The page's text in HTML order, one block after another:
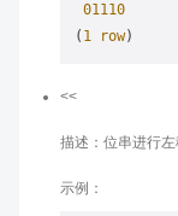
01110
( 1 row
<<
描述：位串进行左
示例：